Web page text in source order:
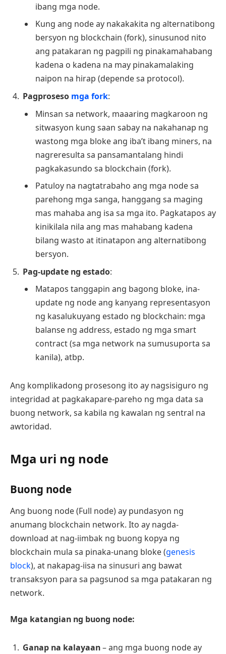
ibang mga node.
Kung ang node ay nakakakita ng alternatibong
bersyon ng blockchain (fork), sinusunod nito
ang patakaran ng pagpili ng pinakamahabang
kadena o kadena na may pinakamalaking
naipon na hirap (depende sa protocol).
Pagproseso mga fork:
Minsan sa network, maaaring magkaroon ng
sitwasyon kung saan sabay na nakahanap ng
wastong mga bloke ang iba’t ibang miners, na
nagreresulta sa pansamantalang hindi
pagkakasundo sa blockchain (fork).
Patuloy na nagtatrabaho ang mga node sa
parehong mga sanga, hanggang sa maging
mas mahaba ang isa sa mga ito. Pagkatapos ay
kinikilala nila ang mas mahabang kadena
bilang wasto at itinatapon ang alternatibong
bersyon.
Pag-update ng estado:
Matapos tanggapin ang bagong bloke, ina-
update ng node ang kanyang representasyon
ng kasalukuyang estado ng blockchain: mga
balanse ng address, estado ng mga smart
contract (sa mga network na sumusuporta sa
kanila), atbp.
Ang komplikadong prosesong ito ay nagsisiguro ng
integridad at pagkakapare-pareho ng mga data sa
buong network, sa kabila ng kawalan ng sentral na
awtoridad.
Mga uri ng node
Buong node
Ang buong node (Full node) ay pundasyon ng
anumang blockchain network. Ito ay nagda-
download at nag-iimbak ng buong kopya ng
blockchain mula sa pinaka-unang bloke (genesis
block), at nakapag-iisa na sinusuri ang bawat
transaksyon para sa pagsunod sa mga patakaran ng
network.
Mga katangian ng buong node:
Ganap na kalayaan– ang mga buong node ay